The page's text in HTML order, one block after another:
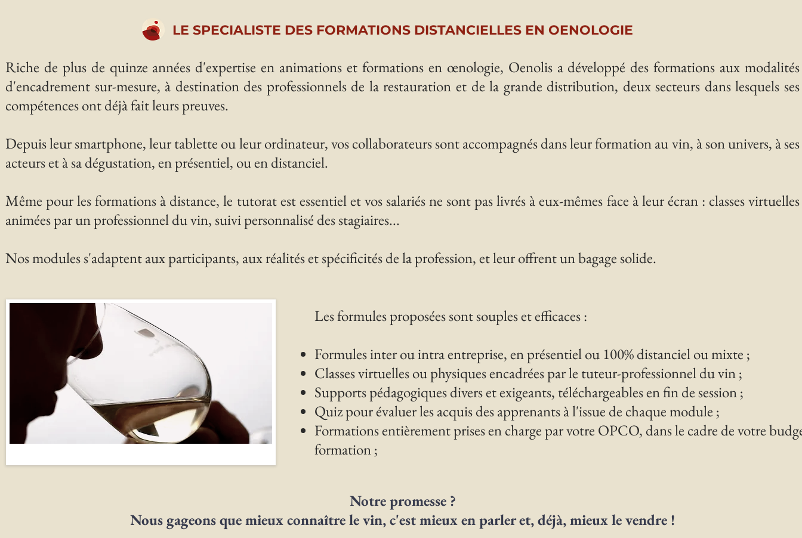
LE SPECIALISTE DES FORMATIONS DISTANCIELLES EN OENOLOGIE
Riche de plus de quinze années d'expertise en animations et formations en œnologie, Oenolis a développé des formations aux modalités
d'encadrement sur-mesure, à destination des professionnels de la restauration et de la grande distribution, deux secteurs dans lesquels ses
compétences ont déjà fait leurs preuves.
Depuis leur smartphone, leur tablette ou leur ordinateur, vos collaborateurs sont accompagnés dans leur formation au vin, à son univers, à ses
acteurs et à sa dégustation, en présentiel, ou en distanciel.
Même pour les formations à distance, le tutorat est essentiel et vos salariés ne sont pas livrés à eux-mêmes face à leur écran : classes virtuelles
animées par un professionnel du vin, suivi personnalisé des stagiaires...
Nos modules s'adaptent aux participants, aux réalités et spécificités de la profession, et leur offrent un bagage solide.
Les formules proposées sont souples et efficaces :
Formules inter ou intra entreprise, en présentiel ou 100% distanciel ou mixte ;
Classes virtuelles ou physiques encadrées par le tuteur-professionnel du vin ;
Supports pédagogiques divers et exigeants, téléchargeables en fin de session ;
Quiz pour évaluer les acquis des apprenants à l'issue de chaque module ;
Formations entièrement prises en charge par votre OPCO, dans le cadre de votre
formation ;
Notre promesse ?
Nous gageons que mieux connaître le vin, c'est mieux en parler et, déjà, mieux le vendre !